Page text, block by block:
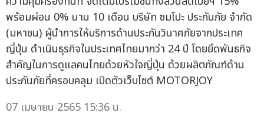
พร้อมผ่อน 0% นาน 10 เดือน บริษัท ซมโปะ ประกันภัย จำกัด
(มหาชน) ผู้นำการให้บริการด้านประกันวินาศภัยจากประเทศ
ญี่ปุ่น ดำเนินธุรกิจในประเทศไทยมากว่า 24 ปี โดยยึดพันธกิจ
สำคัญในการดูแลคนไทยด้วยหัวใจญี่ปุ่น ด้วยผลิตภัณฑ์ด้าน
ประกันภัยที่ครอบคลุม เปิดตัวเว็บไซต์ MOTORJOY
07 เมษายน 2565 15:36 น.